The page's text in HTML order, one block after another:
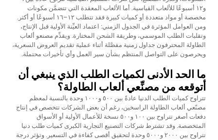
و١٢ أسبوعًا للألعاب القياسية. أما الألعاب المعقدة التي تتضمَّن مكونات
مخصصة أو مواد متعددة أو كميات كبيرة فقد تتطلب ١٢–١٦ أسبوعًا أو أكثر.
ومن العوامل المؤثرة في الجدول الزمني: اعتماد العيِّنة الأولية قبل الإنتاج،
وتقلبات الطلب الموسمي، وطريقة الشحن المختارة. ويقدِّم مصنعو ألعاب
الطاولة المحترفون جداول زمنية مفصَّلة أثناء عملية تقديم العروض السعرية،
ويحرصون على التواصل المنتظم بشأن سير العمل وأي تأخيرات محتملة.
ما الحد الأدنى لكميات الطلب الذي ينبغي أن
أتوقعه من مصنِّعي ألعاب الطاولة؟
تتراوح كميات الطلب الدنيا عادةً بين ٥٠٠ و١٠٠٠ وحدة بالنسبة لمعظم
مصنّعي ألعاب الطاولة الراسخين، رغم أن بعض الشركات تتخصص في إنتاج
دفعات أصغر تتراوح بين ١٠٠ و٥٠٠ نسخة للأعمال الأولية أو الأسواق
المتخصصة. وقد تشترط شركات التصنيع التجارية الكبرى كميات طلب دنيا
تتراوح بين ٢٠٠٠ و٥٠٠٠ وحدة لتحقيق أقصى كفاءة في التسعير. وتؤثر درجة